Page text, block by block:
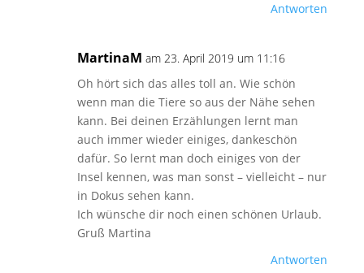
Antworten
MartinaM am 23. April 2019 um 11:16
Oh hört sich das alles toll an. Wie schön
wenn man die Tiere so aus der Nähe sehen
kann. Bei deinen Erzählungen lernt man
auch immer wieder einiges, dankeschön
dafür. So lernt man doch einiges von der
Insel kennen, was man sonst – vielleicht – nur
in Dokus sehen kann.
Ich wünsche dir noch einen schönen Urlaub.
Gruß Martina
Antworten